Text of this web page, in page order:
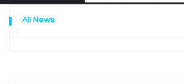
All News